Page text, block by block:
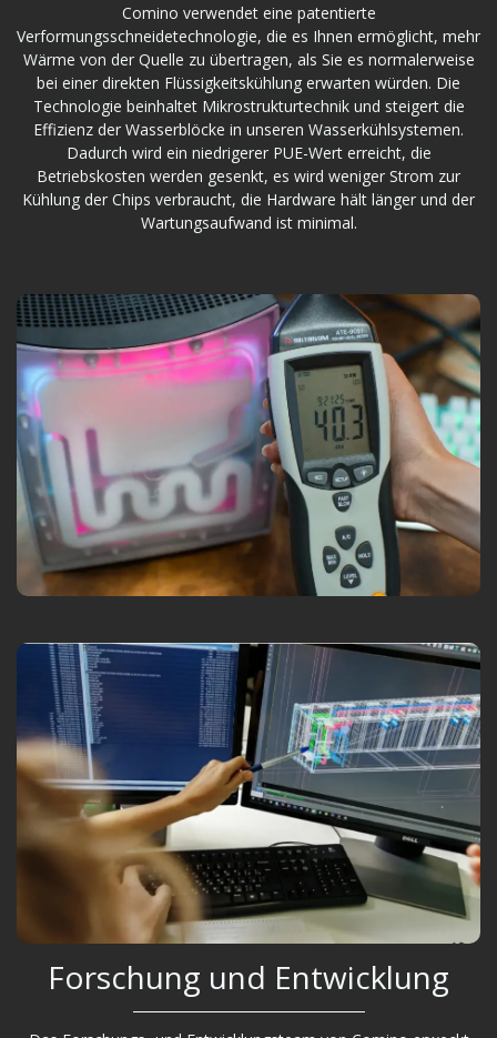
Comino verwendet eine patentierte
Verformungsschneidetechnologie, die es Ihnen ermöglicht, mehr
Wärme von der Quelle zu übertragen, als Sie es normalerweise
bei einer direkten Flüssigkeitskühlung erwarten würden. Die
Technologie beinhaltet Mikrostrukturtechnik und steigert die
Effizienz der Wasserblöcke in unseren Wasserkühlsystemen.
Dadurch wird ein niedrigerer PUE-Wert erreicht, die
Betriebskosten werden gesenkt, es wird weniger Strom zur
Kühlung der Chips verbraucht, die Hardware hält länger und der
Wartungsaufwand ist minimal.
Forschung und Entwicklung